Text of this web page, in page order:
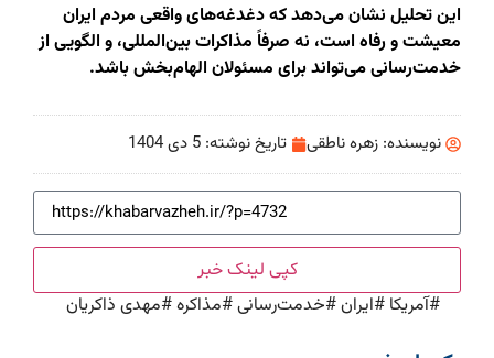
این تحلیل نشان می‌دهد که دغدغه‌های واقعی مردم ایران
معیشت و رفاه است، نه صرفاً مذاکرات بین‌المللی، و الگویی از
خدمت‌رسانی می‌تواند برای مسئولان الهام‌بخش باشد.
نویسنده: زهره ناطقی تاریخ نوشته: 5 دی 1404
کپی لینک خبر
#آمریکا #ایران#خدمت‌رسانی#مذاکره#مهدی ذاکریان